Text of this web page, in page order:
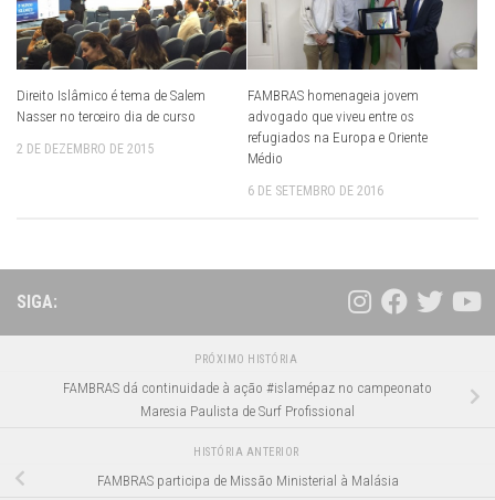
Direito Islâmico é tema de Salem
Nasser no terceiro dia de curso
2 DE DEZEMBRO DE 2015
FAMBRAS homenageia jovem
advogado que viveu entre os
refugiados na Europa e Oriente
Médio
6 DE SETEMBRO DE 2016
SIGA:
PRÓXIMO HISTÓRIA
FAMBRAS dá continuidade à ação #islamépaz no campeonato
Maresia Paulista de Surf Profissional
HISTÓRIA ANTERIOR
FAMBRAS participa de Missão Ministerial à Malásia